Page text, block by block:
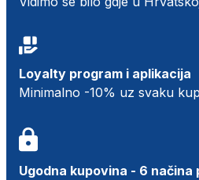
Loyalty program i aplikacija
Minimalno -10% uz svaku
Ugodna kupovina - 6 načina